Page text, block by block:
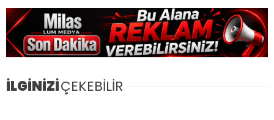
İLGİNİZİÇEKEBİLİR